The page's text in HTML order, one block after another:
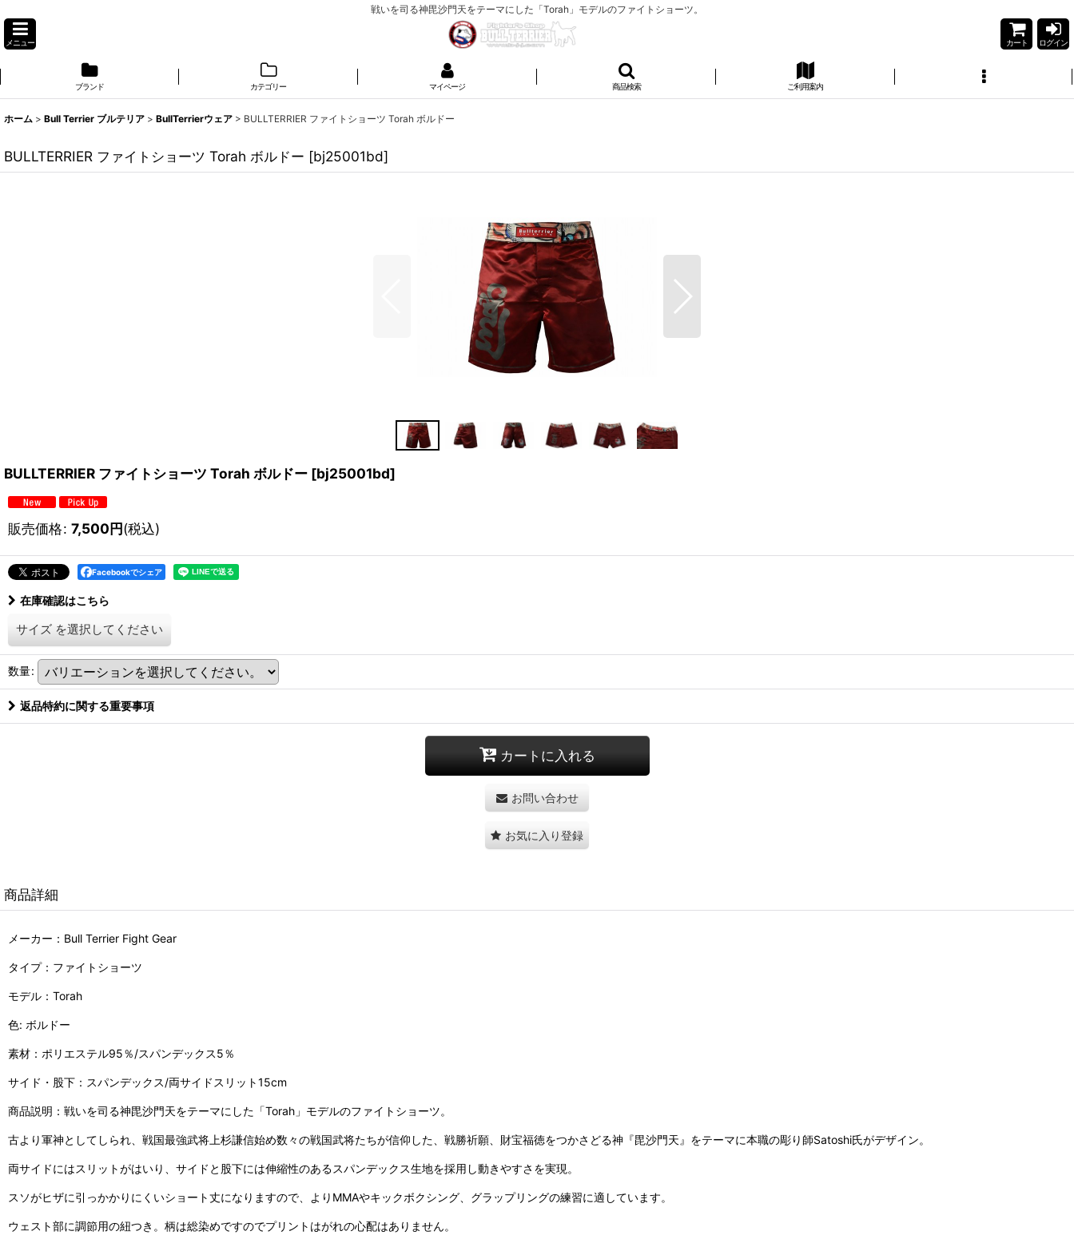
戦いを司る神毘沙門天をテーマにした「Torah」モデルのファイトショーツ。
メニュー カート ログイン
ブランド カテゴリー マイページ 商品検索 ご利用案内
ホーム > Bull Terrier ブルテリア > BullTerrierウェア > BULLTERRIER ファイトショーツ Torah ボルドー
BULLTERRIER ファイトショーツ Torah ボルドー [bj25001bd]
BULLTERRIER ファイトショーツ Torah ボルドー [bj25001bd]
販売価格: 7,500円(税込)
Facebookでシェア
在庫確認はこちら
サイズ を選択してください
数量:
返品特約に関する重要事項
カートに入れる
お問い合わせ
お気に入り登録
商品詳細
メーカー：Bull Terrier Fight Gear
タイプ：ファイトショーツ
モデル：Torah
色: ボルドー
素材：ポリエステル95％/スパンデックス5％
サイド・股下：スパンデックス/両サイドスリット15cm
商品説明：戦いを司る神毘沙門天をテーマにした「Torah」モデルのファイトショーツ。
古より軍神としてしられ、戦国最強武将上杉謙信始め数々の戦国武将たちが信仰した、戦勝祈願、財宝福徳をつかさどる神『毘沙門天』をテーマに本職の彫り師Satoshi氏がデザイン。
両サイドにはスリットがはいり、サイドと股下には伸縮性のあるスパンデックス生地を採用し動きやすさを実現。
スソがヒザに引っかかりにくいショート丈になりますので、よりMMAやキックボクシング、グラップリングの練習に適しています。
ウェスト部に調節用の紐つき。柄は総染めですのでプリントはがれの心配はありません。